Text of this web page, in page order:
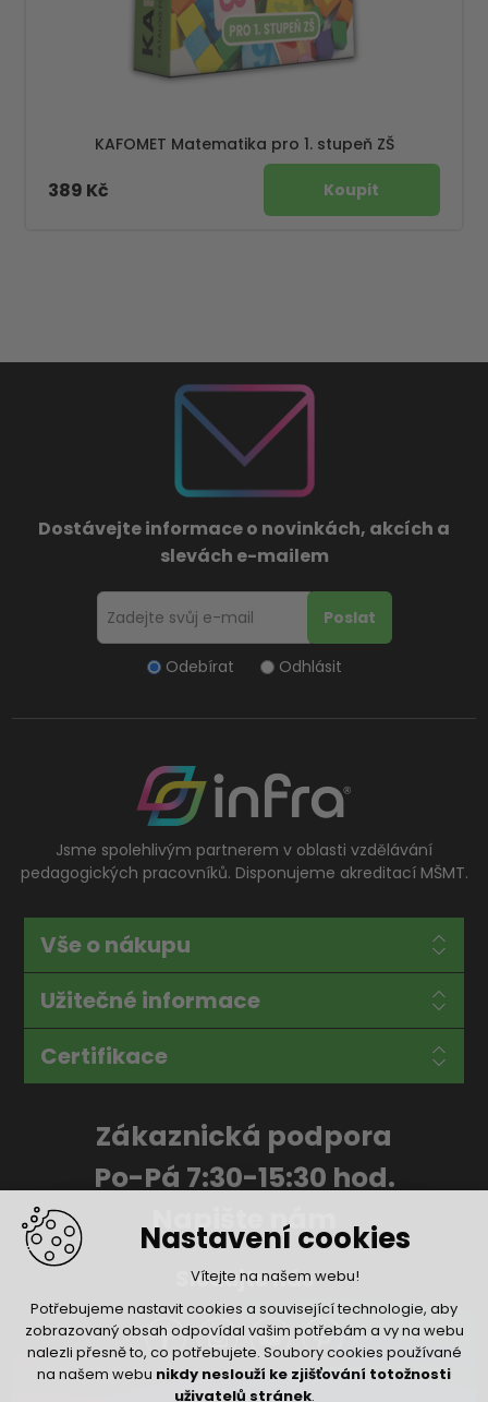
Nastavení cookies
Vítejte na našem webu!
Potřebujeme nastavit cookies a související technologie, aby
zobrazovaný obsah odpovídal vašim potřebám a vy na webu
nalezli přesně to, co potřebujete. Soubory cookies používané
na našem webu nikdy neslouží ke zjišťování totožnosti
uživatelů stránek.
KAFOMET Matematika pro 1. stupeň ZŠ
389 Kč
Dostávejte informace o novinkách, akcích a
slevách e-mailem
Odebírat Odhlásit
Jsme spolehlivým partnerem v oblasti vzdělávání
pedagogických pracovníků. Disponujeme akreditací MŠMT.
Vše o nákupu
Užitečné informace
Certifikace
Zákaznická podpora
Po-Pá 7:30-15:30 hod.
Napište nám
Sledujte nás